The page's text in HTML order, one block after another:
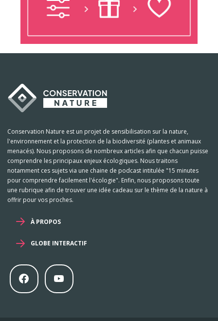
Conservation Nature est un projet de sensibilisation sur la nature,
l'environnement et la protection de la biodiversité (plantes et animaux
menacés). Nous proposons de nombreux articles afin que chacun puisse
comprendre les principaux enjeux écologiques. Nous traitons
notamment ces sujets via une chaine de podcast intitulée "15 minutes
pour comprendre facilement l'écologie". Enfin, nous proposons toute
une rubrique afin de trouver une idée cadeau sur le thème de la nature à
offrir pour vos proches.
À PROPOS
GLOBE INTERACTIF